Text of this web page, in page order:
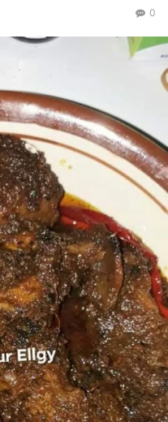
0